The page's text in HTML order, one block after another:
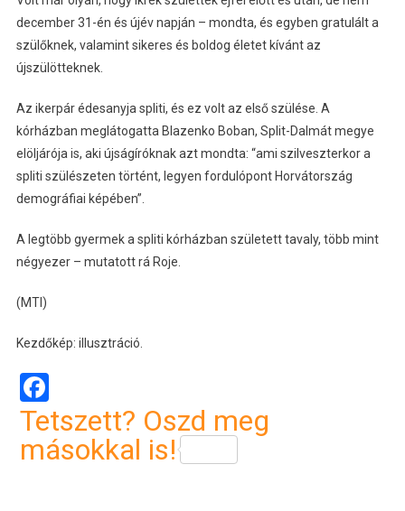
december 31-én és újév napján – mondta, és egyben gratulált a
szülőknek, valamint sikeres és boldog életet kívánt az
újszülötteknek.
Az ikerpár édesanyja spliti, és ez volt az első szülése. A
kórházban meglátogatta Blazenko Boban, Split-Dalmát megye
elöljárója is, aki újságíróknak azt mondta: “ami szilveszterkor a
spliti szülészeten történt, legyen fordulópont Horvátország
demográfiai képében”.
A legtöbb gyermek a spliti kórházban született tavaly, több mint
négyezer – mutatott rá Roje.
(MTI)
Kezdőkép: illusztráció.
Tetszett? Oszd meg
másokkal is!